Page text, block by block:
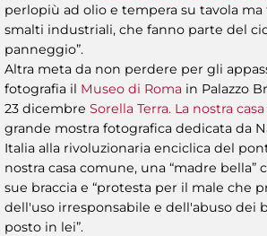
perlopiù ad olio e tempera su tavola
smalti industriali, che fanno parte del
panneggio”.
Altra meta da non perdere per gli
fotografia il Museo di Roma in Palazzo
23 dicembre Sorella Terra. La nostra
grande mostra fotografica dedicata da
Italia alla rivoluzionaria enciclica del
nostra casa comune, una “madre bella”
sue braccia e “protesta per il male che
dell'uso irresponsabile e dell'abuso dei
posto in lei”.